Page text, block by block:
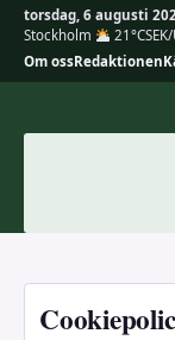
torsdag, 6 augusti
Stockholm
21°C
Om ossRedaktionen